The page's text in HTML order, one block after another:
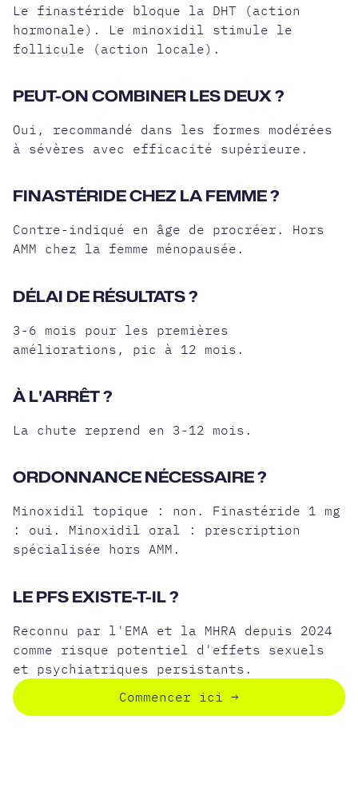
Le finastéride bloque la DHT (action
hormonale). Le minoxidil stimule le
follicule (action locale).
PEUT-ON COMBINER LES DEUX ?
Oui, recommandé dans les formes modérées
à sévères avec efficacité supérieure.
FINASTÉRIDE CHEZ LA FEMME ?
Contre-indiqué en âge de procréer. Hors
AMM chez la femme ménopausée.
DÉLAI DE RÉSULTATS ?
3-6 mois pour les premières
améliorations, pic à 12 mois.
À L'ARRÊT ?
La chute reprend en 3-12 mois.
ORDONNANCE NÉCESSAIRE ?
Minoxidil topique : non. Finastéride 1 mg
: oui. Minoxidil oral : prescription
spécialisée hors AMM.
LE PFS EXISTE-T-IL ?
Reconnu par l'EMA et la MHRA depuis 2024
comme risque potentiel d'effets sexuels
et psychiatriques persistants.
Commencer ici →